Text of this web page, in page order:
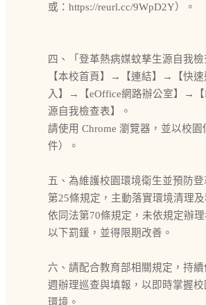
或：https://reurl.cc/9WpD2Y）。
四、「登革熱病媒蚊孳生源自我
【本校首頁】→【連結】→【快
入】→【eOffice網路辦公室】→
源自我檢查表】。
請使用 Chrome 瀏覽器，並以校
件）。
五、為維護校園環境衛生並預防
第25條規定，主動落實環境清理
依同法第70條規定，未依規定辦
以下罰鍰，並得限期改善。
六、請配合教育部相關規定，持
週辦理巡查與填報，以即時掌握
環境。